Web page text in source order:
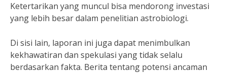
Ketertarikan yang muncul bisa mendorong investasi
yang lebih besar dalam penelitian astrobiologi.
Di sisi lain, laporan ini juga dapat menimbulkan
kekhawatiran dan spekulasi yang tidak selalu
berdasarkan fakta. Berita tentang potensi ancaman